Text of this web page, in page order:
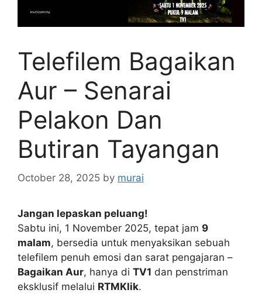
Telefilem Bagaikan
Aur – Senarai
Pelakon Dan
Butiran Tayangan
October 28, 2025 by murai
Jangan lepaskan peluang!
Sabtu ini, 1 November 2025, tepat jam 9
malam, bersedia untuk menyaksikan sebuah
telefilem penuh emosi dan sarat pengajaran –
Bagaikan Aur, hanya di TV1 dan penstriman
eksklusif melalui RTMKlik.